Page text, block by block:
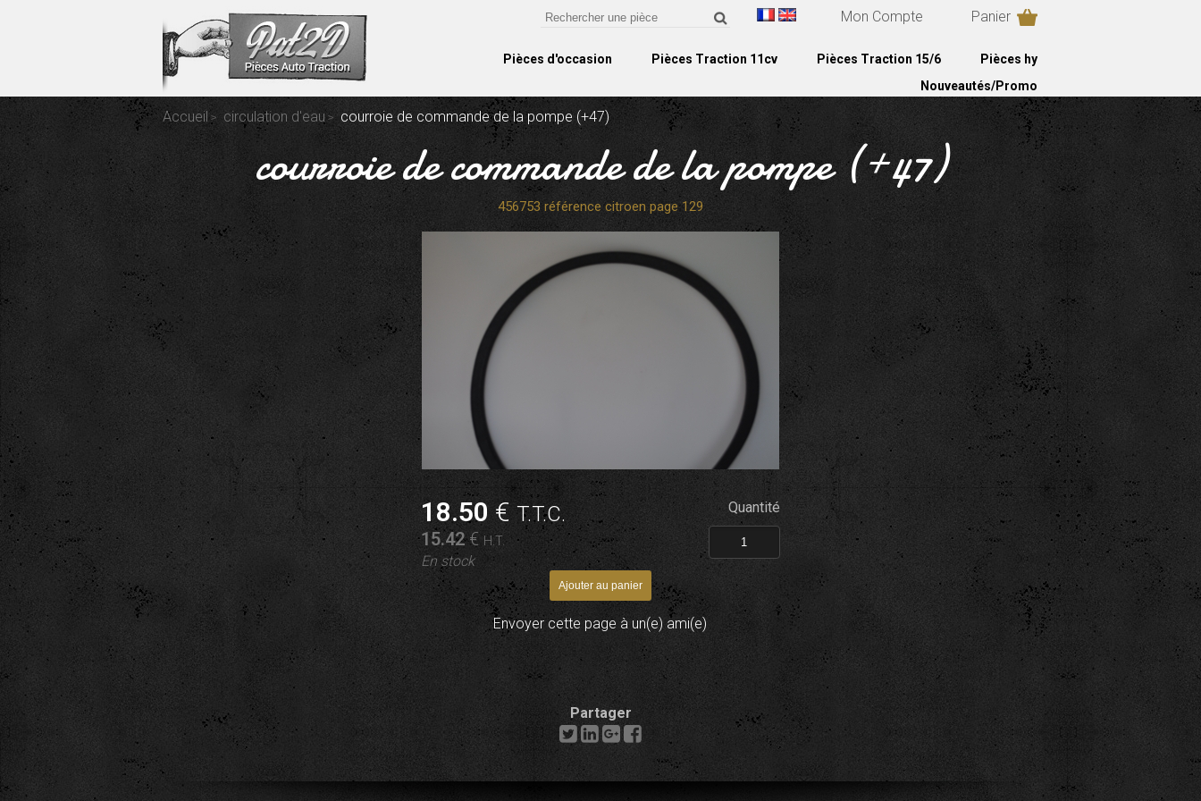
Mon Compte Panier
Pièces d'occasion Pièces Traction 11cv Pièces Traction 15/6
Pièces hy
Nouveautés/Promo
Accueil circulation d'eau courroie de commande de la pompe (+47)
courroie de commande de la pompe (+47)
456753 référence citroen page 129
18.50 €T.T.C.
15.42€ H.T.
En stock
Quantité
Envoyer cette page à un(e) ami(e)
Partager